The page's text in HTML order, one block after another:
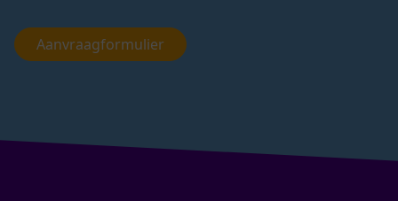
Aanvraagformulier